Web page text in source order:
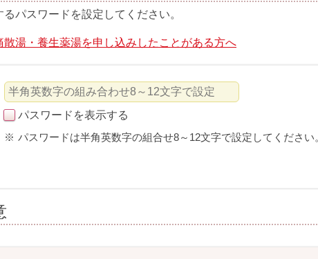
パスワードを設定してください。
湯・養生薬湯を申し込みしたことがある方へ
パスワードを表示する
※ パスワードは半角英数字の組合せ8～12文字で設定してください